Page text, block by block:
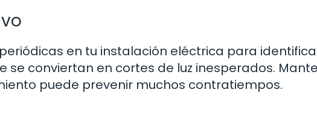
en tu instalación eléctrica para
se conviertan en cortes de luz inesperados.
puede prevenir muchos contratiempos.